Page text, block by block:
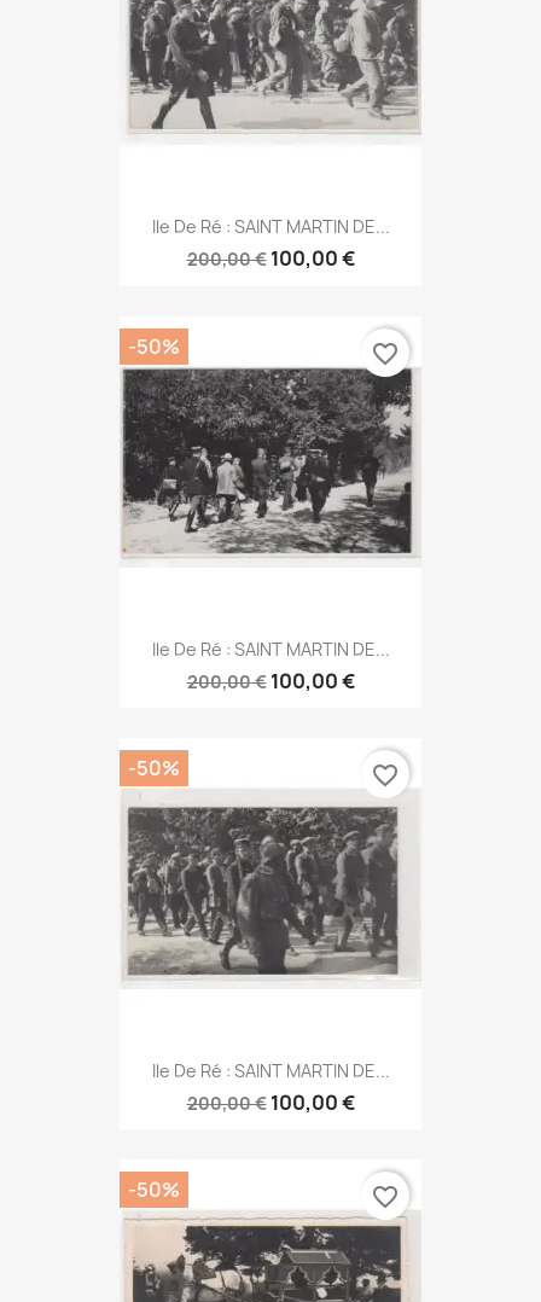
Ile De Ré : SAINT MARTIN DE...
200,00 € 100,00 €
Ile De Ré : SAINT MARTIN DE...
200,00 € 100,00 €
-50% favorite_border
Ile De Ré : SAINT MARTIN DE...
200,00 € 100,00 €
-50% favorite_border
-50% favorite_border